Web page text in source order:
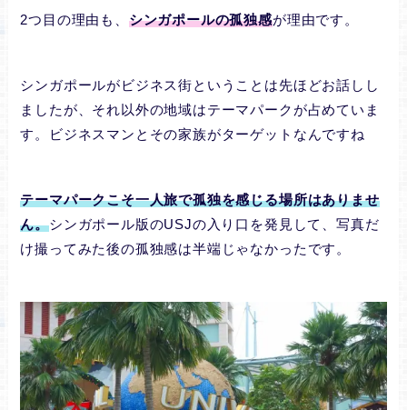
2つ目の理由も、 シンガポールの孤独感が理由です。
シンガポールがビジネス街ということは先ほどお話しし
ましたが、それ以外の地域はテーマパークが占めていま
す。ビジネスマンとその家族がターゲットなんですね
テーマパークこそ一人旅で孤独を感じる場所はありませ
ん。シンガポール版のUSJの入り口を発見して、写真だ
け撮ってみた後の孤独感は半端じゃなかったです。